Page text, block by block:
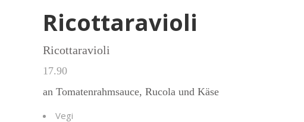
Ricottaravioli
Ricottaravioli
17.90
an Tomatenrahmsauce, Rucola und Käse
Vegi